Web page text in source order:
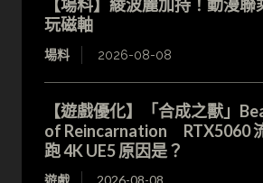
【場料】綾波麗加持！動漫聯
玩磁軸
場料 2026-08-08
【遊戲優化】「合成之獸」
of Reincarnation RTX5060
跑 4K UE5 原因是？